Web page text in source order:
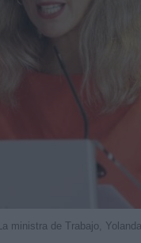
ministra de Trabajo,